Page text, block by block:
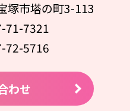
塚市塔の町3-113
71-7321
72-5716
わせ